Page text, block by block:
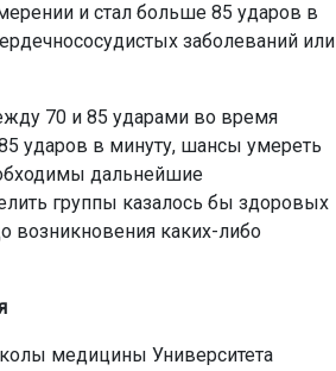
и стал больше 85 ударов в
заболеваний или
70 и 85 ударами во время
ударов в минуту, шансы умереть
дальнейшие
группы казалось бы здоровых
возникновения каких-либо
медицины Университета